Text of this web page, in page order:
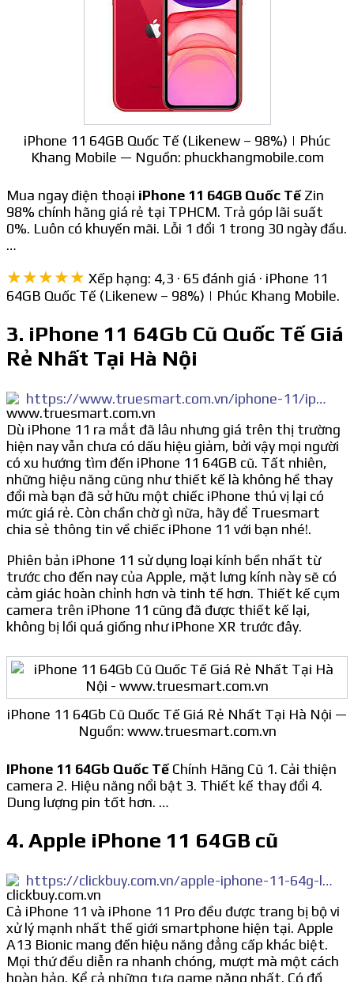
iPhone 11 64GB Quốc Tế (Likenew – 98%) | Phúc
Khang Mobile — Nguồn: phuckhangmobile.com
Mua ngay điện thoại iPhone 11 64GB Quốc TếZin
98% chính hãng giá rẻ tại TPHCM. Trả góp lãi suất
0%. Luôn có khuyến mãi. Lỗi 1 đổi 1 trong 30 ngày đầu.
…
★★★★★ Xếp hạng: 4,3 · 65 đánh giá · iPhone 11
64GB Quốc Tế (Likenew – 98%) | Phúc Khang Mobile.
3. iPhone 11 64Gb Cũ Quốc Tế Giá
Rẻ Nhất Tại Hà Nội
https://www.truesmart.com.vn/iphone-11/iphone-11-64gb-quoc-te-chinh-hang-cu.html
Dù iPhone 11 ra mắt đã lâu nhưng giá trên thị trường
hiện nay vẫn chưa có dấu hiệu giảm, bởi vậy mọi người
có xu hướng tìm đến iPhone 11 64GB cũ. Tất nhiên,
những hiệu năng cũng như thiết kế là không hề thay
đổi mà bạn đã sở hữu một chiếc iPhone thú vị lại có
mức giá rẻ. Còn chần chờ gì nữa, hãy để Truesmart
chia sẻ thông tin về chiếc iPhone 11 với bạn nhé!.
Phiên bản iPhone 11 sử dụng loại kính bền nhất từ
trước cho đến nay của Apple, mặt lưng kính này sẽ có
cảm giác hoàn chỉnh hơn và tinh tế hơn. Thiết kế cụm
camera trên iPhone 11 cũng đã được thiết kế lại,
không bị lồi quá giống như iPhone XR trước đây.
iPhone 11 64Gb Cũ Quốc Tế Giá Rẻ Nhất Tại Hà Nội —
Nguồn: www.truesmart.com.vn
IPhone 11 64Gb Quốc TếChính Hãng Cũ 1. Cải thiện
camera 2. Hiệu năng nổi bật 3. Thiết kế thay đổi 4.
Dung lượng pin tốt hơn. …
4. Apple iPhone 11 64GB cũ
https://clickbuy.com.vn/apple-iphone-11-64g-likenew/
Cả iPhone 11 và iPhone 11 Pro đều được trang bị bộ vi
xử lý mạnh nhất thế giới smartphone hiện tại. Apple
A13 Bionic mang đến hiệu năng đẳng cấp khác biệt.
Mọi thứ đều diễn ra nhanh chóng, mượt mà một cách
hoàn hảo. Kể cả những tựa game nặng nhất. Có đồ